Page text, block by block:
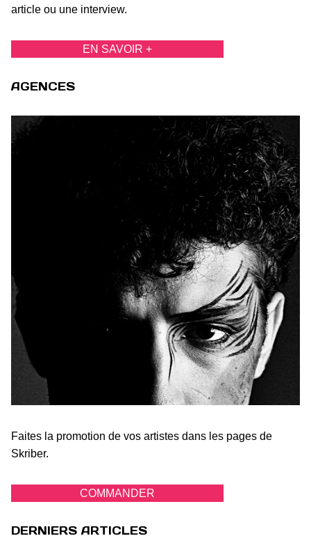
article ou une interview.
EN SAVOIR +
AGENCES
Faites la promotion de vos artistes dans les pages de
Skriber.
COMMANDER
DERNIERS ARTICLES